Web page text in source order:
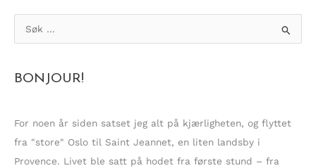
ø
e
t
e
r
BONJOUR!
For noen år siden satset jeg alt på kjærligheten, og flyttet
fra "store" Oslo til Saint Jeannet, en liten landsby i
Provence. Livet ble satt på hodet fra første stund – fra